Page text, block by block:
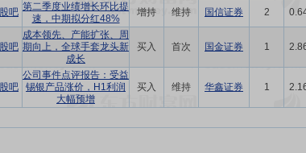
股吧 第二季度业绩增长环比提
速，中期拟分红48%
增持 维持 国信证券 2
股吧
成本领先、产能扩张、周
期向上，全球手套龙头新
成长
买入 首次 国金证券 1
股吧
公司事件点评报告：受益
锡银产品涨价，H1利润
大幅预增
买入 维持 华鑫证券 1